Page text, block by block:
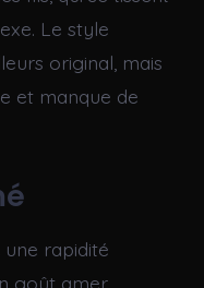
Le style
original, mais
et manque de
une rapidité
goût amer.